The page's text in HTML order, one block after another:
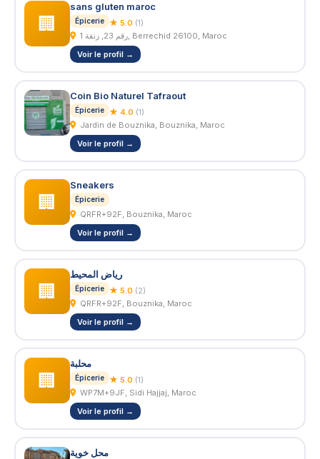
🏢
sans gluten maroc
Épicerie ★ 5.0 (1)
رقم 23, زنقة 1, Berrechid 26100, Maroc
Voir le profil →
Coin Bio Naturel Tafraout
Épicerie ★ 4.0 (1)
Jardin de Bouznika, Bouznika, Maroc
Voir le profil →
🏢
Sneakers
Épicerie
QRFR+92F, Bouznika, Maroc
Voir le profil →
🏢
رياض المحيط
Épicerie ★ 5.0 (2)
QRFR+92F, Bouznika, Maroc
Voir le profil →
🏢
محلبة
Épicerie ★ 5.0 (1)
WP7M+9JF, Sidi Hajjaj, Maroc
Voir le profil →
محل خوية